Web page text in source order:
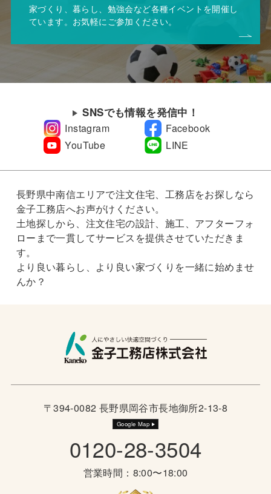
家づくり、暮らし、勉強会など各種イベントを開催し
ています。お気軽にご参加ください。
SNSでも情報を発信中！
Instagram
Facebook
YouTube
LINE
長野県中南信エリアで注文住宅、工務店をお探しなら
金子工務店へお声がけください。
土地探しから、注文住宅の設計、施工、アフターフォ
ローまで一貫してサービスを提供させていただきま
す。
より良い暮らし、より良い家づくりを一緒に始めませ
んか？
〒394-0082 長野県岡谷市長地御所2-13-8
Google Map
0120-28-3504
営業時間：8:00〜18:00